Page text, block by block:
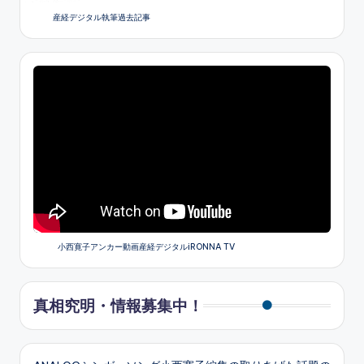
産経デジタル執筆過去記事
小西寛子アンカー動画産経デジタルiRONNA TV
真相究明・情報募集中！